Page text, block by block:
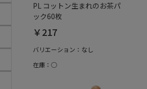
PL コットン生まれのお茶パ
ック60枚
￥217
バリエーション：なし
在庫：○